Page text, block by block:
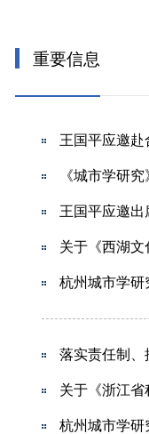
重要信息
王国平应邀赴
《城市学研
王国平应邀
关于《西湖
杭州城市学
落实责任制
关于《浙江
杭州城市学研